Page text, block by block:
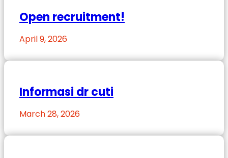
Open recruitment!
April 9, 2026
Informasi dr cuti
March 28, 2026